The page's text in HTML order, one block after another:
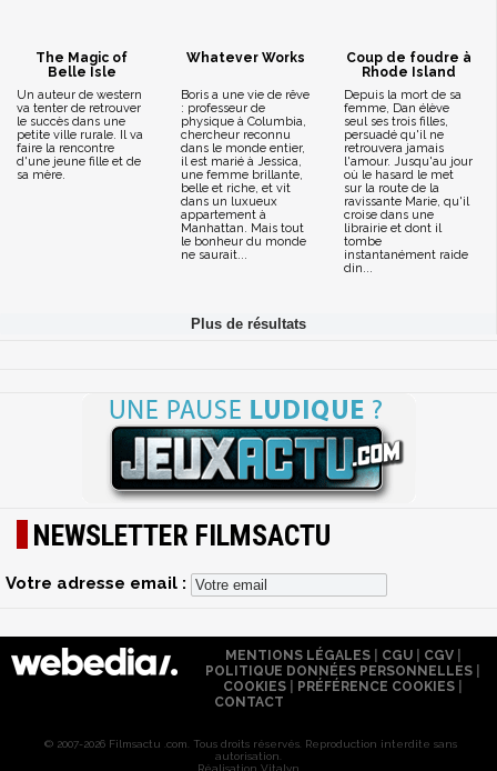
The Magic of
Belle Isle
Un auteur de western
va tenter de retrouver
le succès dans une
petite ville rurale. Il va
faire la rencontre
d'une jeune fille et de
sa mère.
Whatever Works
Boris a une vie de rêve
: professeur de
physique à Columbia,
chercheur reconnu
dans le monde entier,
il est marié à Jessica,
une femme brillante,
belle et riche, et vit
dans un luxueux
appartement à
Manhattan. Mais tout
le bonheur du monde
ne saurait...
Coup de foudre à
Rhode Island
Depuis la mort de sa
femme, Dan élève
seul ses trois filles,
persuadé qu'il ne
retrouvera jamais
l'amour. Jusqu'au jour
où le hasard le met
sur la route de la
ravissante Marie, qu'il
croise dans une
librairie et dont il
tombe
instantanément raide
din...
NEWSLETTER FILMSACTU
Votre adresse email :
MENTIONS LÉGALES| CGU| CGV|
POLITIQUE DONNÉES PERSONNELLES
COOKIES
PRÉFÉRENCE COOKIES
CONTACT
© 2007-2026 Filmsactu .com. Tous droits réservés. Reproduction interdite sans
autorisation.
Réalisation Vitalyn